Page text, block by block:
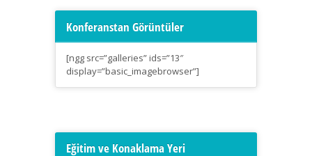
Konferanstan Görüntüler
[ngg src=”galleries” ids=”13″
display=”basic_imagebrowser”]
Eğitim ve Konaklama Yeri